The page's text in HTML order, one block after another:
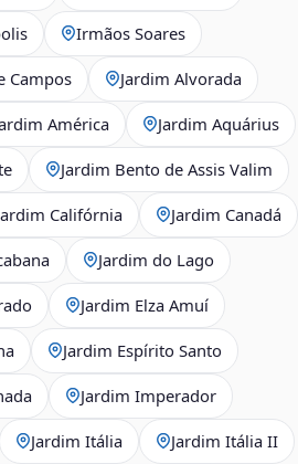
Irmãos Soares
Campos Jardim Alvorada
América Jardim Aquárius
Jardim Bento de Assis Valim
Califórnia Jardim Canadá
Jardim do Lago
Jardim Elza Amuí
Jardim Espírito Santo
Jardim Imperador
Jardim Itália Jardim Itália II